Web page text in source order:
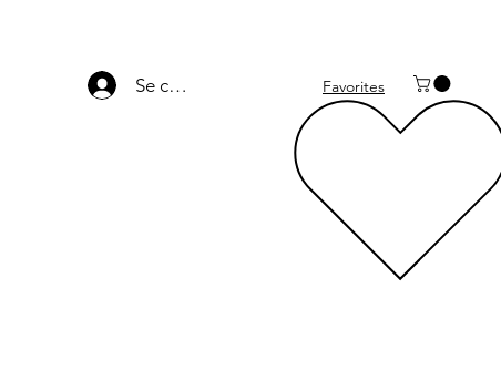
Se connecter Favorites